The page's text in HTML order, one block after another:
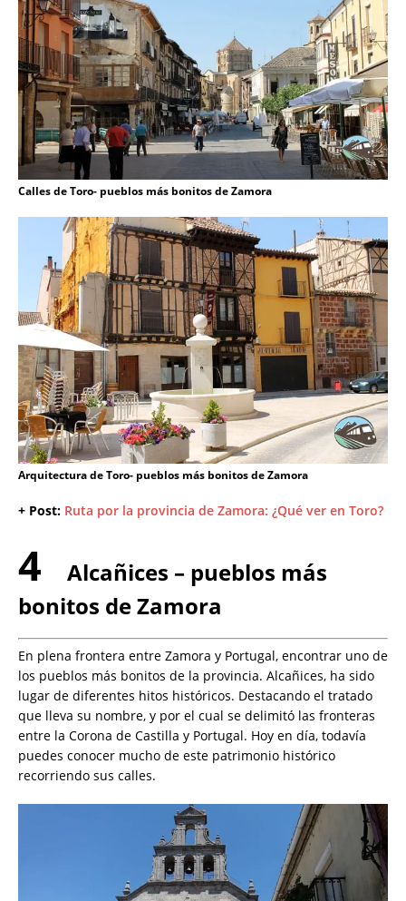
Calles de Toro- pueblos más bonitos de Zamora
Arquitectura de Toro- pueblos más bonitos de Zamora
+ Post: Ruta por la provincia de Zamora: ¿Qué ver en Toro?
4
Alcañices – pueblos más
bonitos de Zamora
En plena frontera entre Zamora y Portugal, encontrar uno de
los pueblos más bonitos de la provincia. Alcañices, ha sido
lugar de diferentes hitos históricos. Destacando el tratado
que lleva su nombre, y por el cual se delimitó las fronteras
entre la Corona de Castilla y Portugal. Hoy en día, todavía
puedes conocer mucho de este patrimonio histórico
recorriendo sus calles.